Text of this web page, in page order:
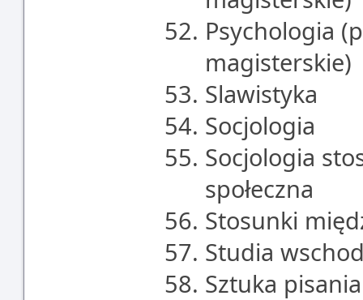
Psychologia
magisterskie)
Slawistyka
Socjologia
Socjologia
społeczna
Stosunki
Studia
Sztuka pisania